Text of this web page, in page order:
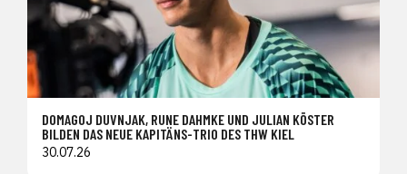
DOMAGOJ DUVNJAK, RUNE DAHMKE UND JULIAN KÖSTER
BILDEN DAS NEUE KAPITÄNS-TRIO DES THW KIEL
30.07.26